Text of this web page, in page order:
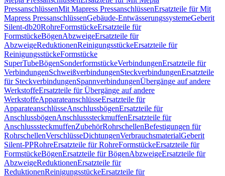
PressanschlüssenMit Mapress PressanschlüssenErsatzteile für Mit
Mapress PressanschlüssenGebäude-EntwässerungssystemeGeberit
Silent-db20RohreFormstückeErsatzteile für
FormstückeBögenAbzweigeErsatzteile für
AbzweigeReduktionenReinigungsstückeErsatzteile für
ReinigungsstückeFormstücke
SuperTubeBögenSonderformstückeVerbindungenErsatzteile für
VerbindungenSchweißverbindungenSteckverbindungenErsatzteile
für SteckverbindungenSpannverbindungenÜbergänge auf andere
WerkstoffeErsatzteile für Übergänge auf andere
WerkstoffeApparateanschlüsseErsatzteile für
ApparateanschlüsseAnschlussbögenErsatzteile für
AnschlussbögenAnschlusssteckmuffenErsatzteile für
AnschlusssteckmuffenZubehörRohrschellenBefestigungen für
RohrschellenVerschlüsseDichtungenVerbrauchsmaterialGeberit
Silent-PPRohreErsatzteile für RohreFormstückeErsatzteile für
FormstückeBögenErsatzteile für BögenAbzweigeErsatzteile für
AbzweigeReduktionenErsatzteile für
ReduktionenReinigungsstückeErsatzteile für